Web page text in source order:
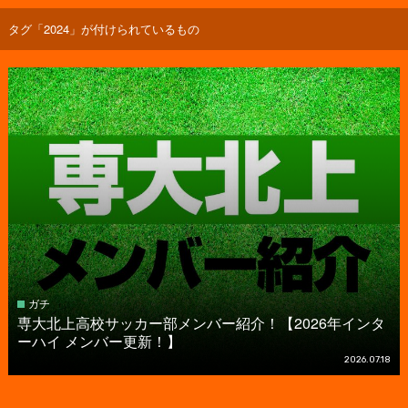
タグ「2024」が付けられているもの
ガチ
専大北上高校サッカー部メンバー紹介！【2026年インタ
ーハイ メンバー更新！】
2026.07.18